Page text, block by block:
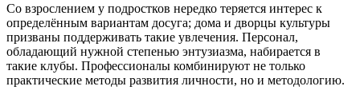
Со взрослением у подростков нередко теряется интерес к
определённым вариантам досуга; дома и дворцы культуры
призваны поддерживать такие увлечения. Персонал,
обладающий нужной степенью энтузиазма, набирается в
такие клубы. Профессионалы комбинируют не только
практические методы развития личности, но и методологию.